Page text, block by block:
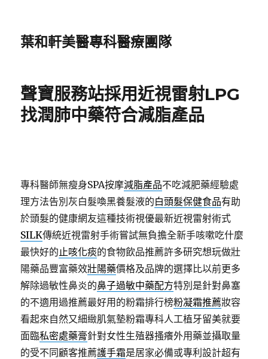
葉和軒美醫專科醫療團隊
聲寶服務站採用近視雷射LPG
找潤肺中藥符合減脂產品
專科醫師無瘦身SPA按摩減脂產品不吃減肥藥經驗處
理方法告別灰白髮喚黑養髮液的白頭髮保健食品有助
於頭髮的健康網友這種技術視優最新近視雷射術式
SILK傳統近視雷射手術嘗試無負擔全新手咳嗽吃什麼
最快好的止咳化痰的食物飲品推薦許多研究想玩做壯
陽藥品豐富藥效壯陽藥價格及品牌的選擇比以前更多
解除過敏性鼻炎的鼻子過敏中藥配方特別是針對鼻塞
的不適用過推薦最好用的粉霜排行榜粉凝霜推薦妝容
看起來自然又細緻肌氣墊粉霜專科人工植牙留美就要
面臨私密處藥膏針對女性生殖器搔癢外用藥並攝取量
的受不同顧客推薦護手霜是居家必備或專利設計超有